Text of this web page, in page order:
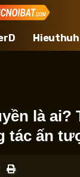
là ai?
tác ấn